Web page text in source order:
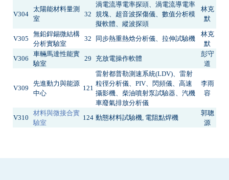
V304
太陽能材料量測
室
32
渦電流導電率探頭、渦電流導電率
規塊、超音波探傷儀、數值分析模
擬軟體、縱波探頭
林克
默
V305
無鉛銲錫微結構
分析實驗室
32 同步熱重熱焓分析儀、拉伸試驗機
林克
默
V306
車輛馬達性能實
驗室
29 充放電操作軟體
彭守
道
V309
先進動力與能源
中心
121
雷射都普勒測速系統(LDV)、雷射
粒徑分析儀、PIV、閃頻儀、高速
攝影機、柴油噴射泵試驗器、汽機
車廢氣排放分析儀
李雨
容
V310
材料與微接合實
驗室
124 動態材料試驗機, 電阻點焊機
郭聰
源